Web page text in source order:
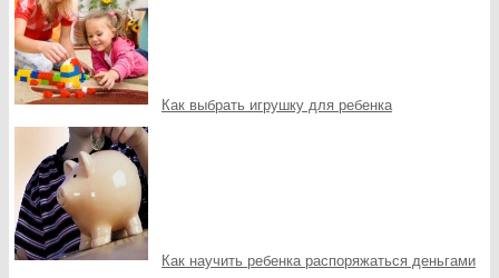
Как выбрать игрушку для ребенка
Как научить ребенка распоряжаться деньгами